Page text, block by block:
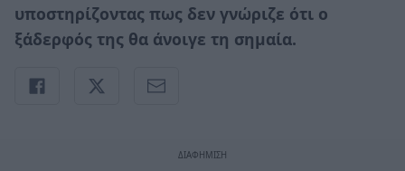
υποστηρίζοντας πως δεν γνώριζε ότι ο
ξάδερφός της θα άνοιγε τη σημαία.